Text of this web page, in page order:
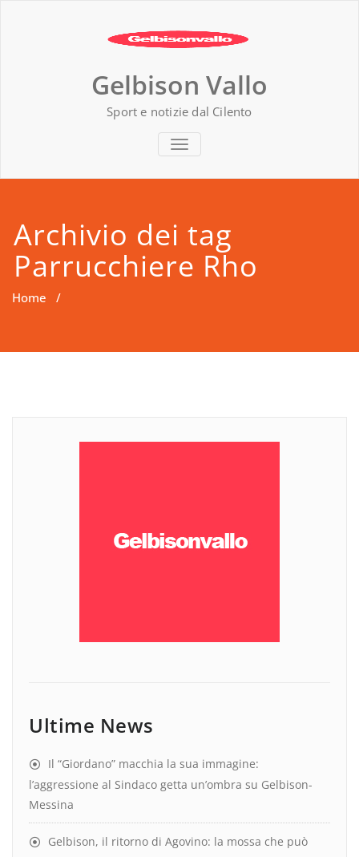
Gelbison Vallo
Sport e notizie dal Cilento
MOSTRA O NASCONDI LA
Archivio dei tag
Parrucchiere Rho
Home /
Ultime News
Il “Giordano” macchia la sua immagine:
l’aggressione al Sindaco getta un’ombra su Gelbison-
Messina
Gelbison, il ritorno di Agovino: la mossa che può